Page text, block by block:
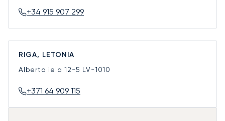
+34 915 907 299
RIGA, LETONIA
Alberta iela 12-5 LV-1010
+371 64 909 115